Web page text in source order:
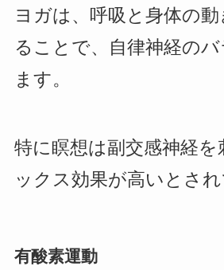
ヨガは、呼吸と身体の
ることで、自律神経のバ
ます。
特に瞑想は副交感神経を
ックス効果が高いとされ
有酸素運動